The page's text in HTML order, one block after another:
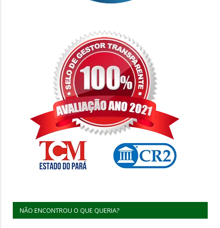
NÃO ENCONTROU O QUE QUERIA?